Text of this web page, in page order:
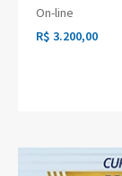
On-line
R$ 3.200,00